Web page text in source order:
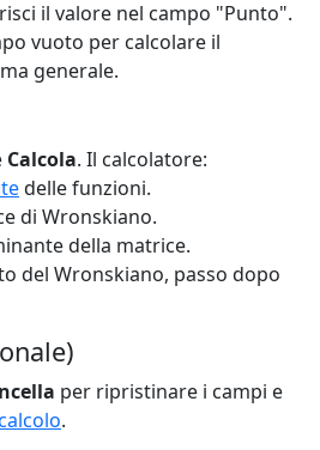
il valore nel campo "Punto".
vuoto per calcolare il
generale.
Calcola. Il calcolatore:
delle funzioni.
di Wronskiano.
della matrice.
del Wronskiano, passo dopo
per ripristinare i campi e
.